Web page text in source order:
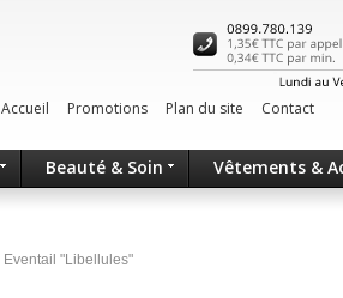
Accueil Promotions Plan du site Contact
Beauté & Soin Vêtements &
Eventail "Libellules"